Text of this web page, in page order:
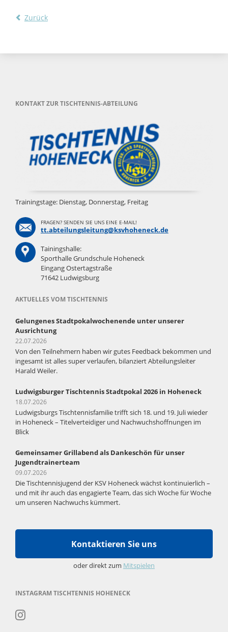
Zurück
KONTAKT ZUR TISCHTENNIS-ABTEILUNG
Trainingstage: Dienstag, Donnerstag, Freitag
FRAGEN? SENDEN SIE UNS EINE E-MAIL!
tt.abteilungsleitung@ksvhoheneck.de
Tainingshalle:
Sporthalle Grundschule Hoheneck
Eingang Ostertagstraße
71642 Ludwigsburg
AKTUELLES VOM TISCHTENNIS
Gelungenes Stadtpokalwochenende unter unserer
Ausrichtung
22.07.2026
Von den Teilnehmern haben wir gutes Feedback bekommen und
ingesamt ist alles super verlaufen, bilanziert Abteilungsleiter
Harald Weiler.
Ludwigsburger Tischtennis Stadtpokal 2026 in Hoheneck
18.07.2026
Ludwigsburgs Tischtennisfamilie trifft sich 18. und 19. Juli wieder
in Hoheneck – Titelverteidiger und Nachwuchshoffnungen im
Blick
Gemeinsamer Grillabend als Dankeschön für unser
Jugendtrainerteam
09.07.2026
Die Tischtennisjugend der KSV Hoheneck wächst kontinuierlich –
und mit ihr auch das engagierte Team, das sich Woche für Woche
um unseren Nachwuchs kümmert.
Kontaktieren Sie uns
oder direkt zum Mitspielen
INSTAGRAM TISCHTENNIS HOHENECK